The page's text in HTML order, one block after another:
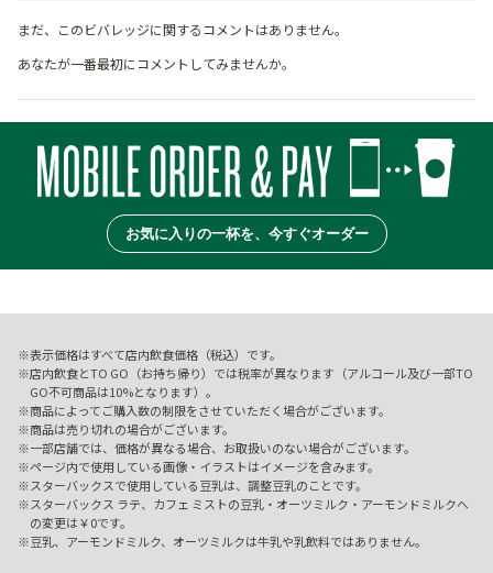
まだ、このビバレッジに関するコメントはありません。
あなたが一番最初にコメントしてみませんか。
お気に入りの一杯を、今すぐオーダー
表示価格はすべて店内飲食価格（税込）です。
店内飲食とTO GO（お持ち帰り）では税率が異なります（アルコール及び一部TO
GO不可商品は10%となります）。
商品によってご購入数の制限をさせていただく場合がございます。
商品は売り切れの場合がございます。
一部店舗では、価格が異なる場合、お取扱いのない場合がございます。
ページ内で使用している画像・イラストはイメージを含みます。
スターバックスで使用している豆乳は、調整豆乳のことです。
スターバックス ラテ、カフェ ミストの豆乳・オーツミルク・アーモンドミルクへ
の変更は￥0です。
豆乳、アーモンドミルク、オーツミルクは牛乳や乳飲料ではありません。